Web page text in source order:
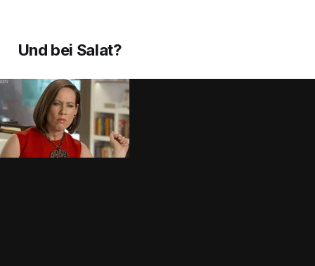
Und bei Salat?